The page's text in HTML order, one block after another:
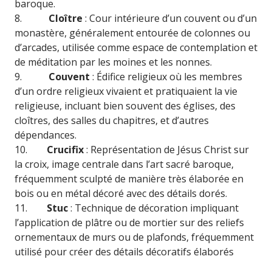
baroque.
8. Cloître : Cour intérieure d’un couvent ou d’un
monastère, généralement entourée de colonnes ou
d’arcades, utilisée comme espace de contemplation et
de méditation par les moines et les nonnes.
9. Couvent : Édifice religieux où les membres
d’un ordre religieux vivaient et pratiquaient la vie
religieuse, incluant bien souvent des églises, des
cloîtres, des salles du chapitres, et d’autres
dépendances.
10. Crucifix: Représentation de Jésus Christ sur
la croix, image centrale dans l’art sacré baroque,
fréquemment sculpté de manière très élaborée en
bois ou en métal décoré avec des détails dorés.
11. Stuc: Technique de décoration impliquant
l’application de plâtre ou de mortier sur des reliefs
ornementaux de murs ou de plafonds, fréquemment
utilisé pour créer des détails décoratifs élaborés